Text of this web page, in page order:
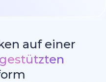
auf einer